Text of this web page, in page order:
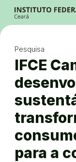
Ir para a busca
Ir para o menu principal
Ir para o conteúdo
Alto Contraste
Login da Área
Acessibilidade
Pesquisa
IFCE
para a